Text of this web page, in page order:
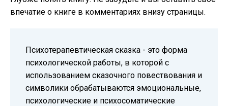
впечатие о книге в комментариях внизу страницы.
Психотерапевтическая сказка - это форма
психологической работы, в которой с
использованием сказочного повествования и
символики обрабатываются эмоциональные,
психологические и психосоматические